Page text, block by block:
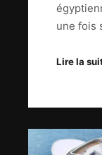
une fois
Lire la